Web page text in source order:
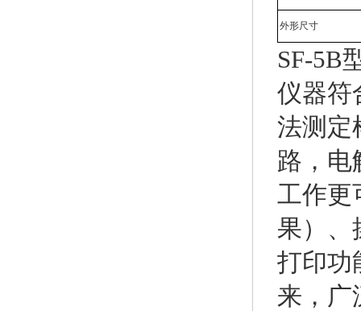
外形尺寸
SF-5B
仪器符
法测定
路，电
工作更
果）、
打印功
来，广